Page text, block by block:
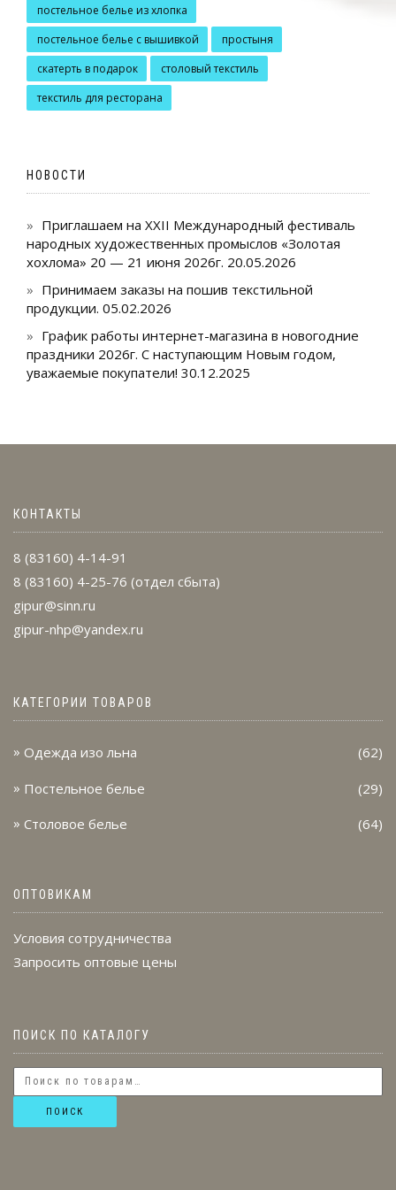
постельное белье из хлопка
постельное белье с вышивкой
простыня
скатерть в подарок
столовый текстиль
текстиль для ресторана
НОВОСТИ
Приглашаем на XXII Международный фестиваль
народных художественных промыслов «Золотая
хохлома» 20 — 21 июня 2026г. 20.05.2026
Принимаем заказы на пошив текстильной
продукции. 05.02.2026
График работы интернет-магазина в новогодние
праздники 2026г. С наступающим Новым годом,
уважаемые покупатели! 30.12.2025
КОНТАКТЫ
8 (83160) 4-14-91
8 (83160) 4-25-76 (отдел сбыта)
gipur@sinn.ru
gipur-nhp@yandex.ru
КАТЕГОРИИ ТОВАРОВ
Одежда изо льна (62)
Постельное белье (29)
Столовое белье (64)
ОПТОВИКАМ
Условия сотрудничества
Запросить оптовые цены
ПОИСК ПО КАТАЛОГУ
ПОИСК